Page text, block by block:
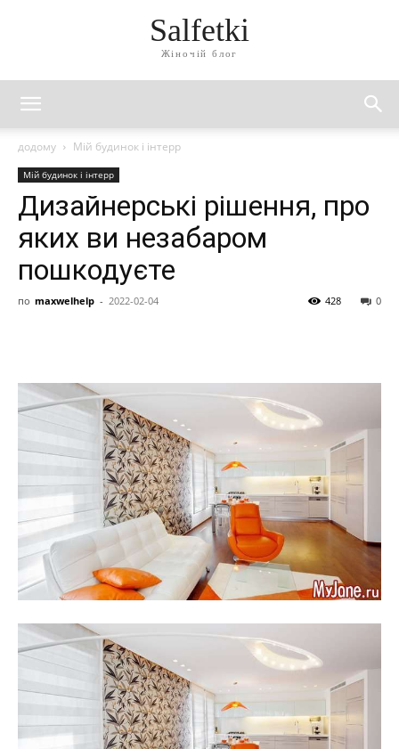
Salfetki
Жіночій блог
додому Мій будинок і інтерр
Мій будинок і інтерр
Дизайнерські рішення, про
яких ви незабаром
пошкодуєте
по maxwelhelp - 2022-02-04 0
428